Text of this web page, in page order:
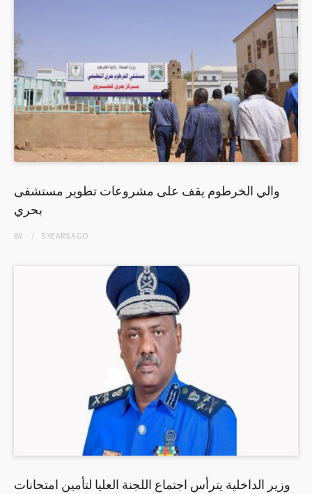
والي الخرطوم يقف على مشروعات تطوير مستشفى
بحري
BY 5 YEARSAGO
وزير الداخلية يترأس اجتماع اللجنة العليا لتأمين امتحانات